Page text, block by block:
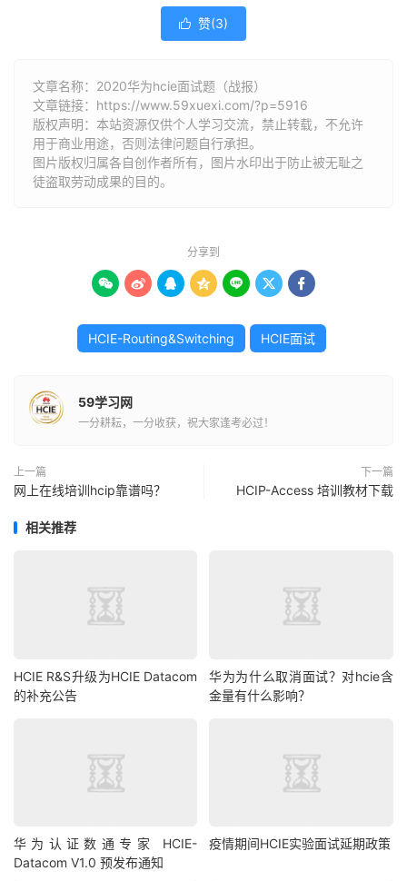
 赞(3)
文章名称：2020华为hcie面试题（战报）
文章链接： https://www.59xuexi.com/?p=5916
版权声明：本站资源仅供个人学习交流，禁止转载，不允许
用于商业用途，否则法律问题自行承担。
图片版权归属各自创作者所有，图片水印出于防止被无耻之
徒盗取劳动成果的目的。
分享到
      
HCIE-Routing&Switching HCIE面试
59学习网
一分耕耘，一分收获，祝大家逢考必过！
上一篇
网上在线培训hcip靠谱吗？
下一篇
HCIP-Access 培训教材下载
相关推荐
HCIE R&S升级为HCIE Datacom
的补充公告
华为为什么取消面试？对hcie含
金量有什么影响？
华为认证数通专家 HCIE-
Datacom V1.0 预发布通知
疫情期间HCIE实验面试延期政策